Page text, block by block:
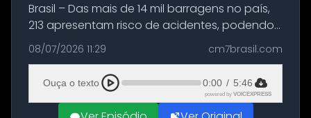
Brasil – Das mais de 14 mil barragens no país,
213 apresentam risco de acidentes, podendo
atingir pessoas ou equipamentos relevantes,
como estradas e pontes, de acordo com o
Relatório de Segurança de ...
08/07/2026 11:29 cm7brasil.com
Ouça o texto 0:00 / 5:46
powered by VOICEXPRESS